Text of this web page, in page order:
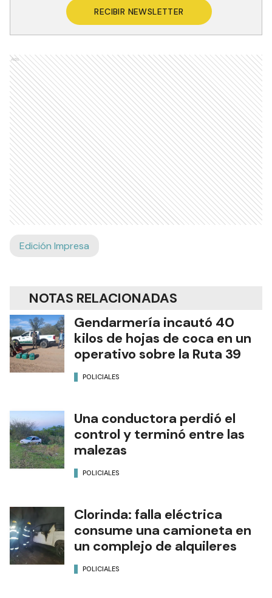
RECIBIR NEWSLETTER
Ads
Edición Impresa
NOTAS RELACIONADAS
Gendarmería incautó 40
kilos de hojas de coca en un
operativo sobre la Ruta 39
POLICIALES
Una conductora perdió el
control y terminó entre las
malezas
POLICIALES
Clorinda: falla eléctrica
consume una camioneta en
un complejo de alquileres
POLICIALES